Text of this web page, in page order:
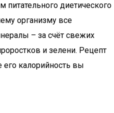
питательного диетического
организму все
– за счёт свежих
и зелени. Рецепт
его калорийность вы